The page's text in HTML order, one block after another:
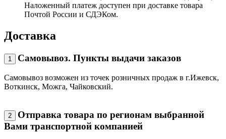
Наложенный платеж доступен при доставке товара
Почтой России и СДЭКом.
Доставка
1 Самовывоз. Пункты выдачи заказов
Самовывоз возможен из точек розничных продаж в г.Ижевск,
Воткинск, Можга, Чайковский.
2
Отправка товара по регионам выбранной
Вами транспортной компанией